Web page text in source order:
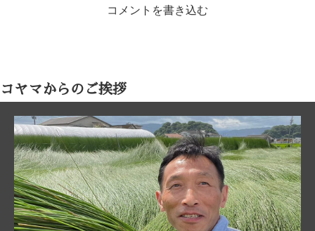
コメントを書き込む
コヤマからのご挨拶